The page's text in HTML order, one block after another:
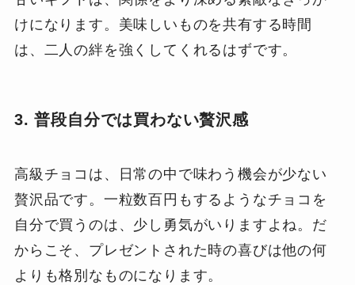
けになります。美味しいものを共有する時間
は、二人の絆を強くしてくれるはずです。
3. 普段自分では買わない贅沢感
高級チョコは、日常の中で味わう機会が少ない
贅沢品です。一粒数百円もするようなチョコを
自分で買うのは、少し勇気がいりますよね。だ
からこそ、プレゼントされた時の喜びは他の何
よりも格別なものになります。